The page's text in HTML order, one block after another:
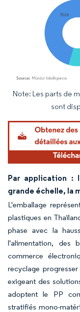
Image © Mordor
Note: Les parts de
sont
Par application :
grande échelle, la
L'emballage
plastiques en
phase avec la
l'alimentation, des
commerce
recyclage
exigeant des
adoptent le PP
stratifiés mono-